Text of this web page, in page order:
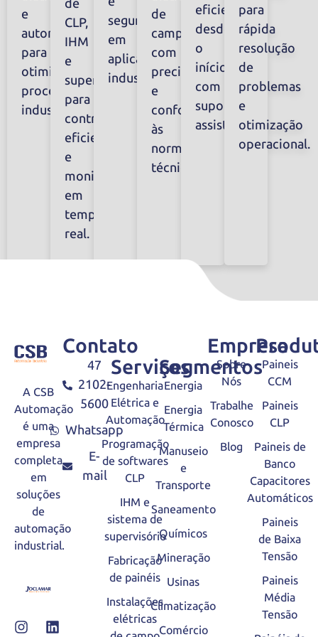
e
automação
para
otimizar
processos
industriais.
de
CLP,
IHM
e
supervisório
para
controle
eficiente
e
monitoramento
em
tempo
real.
segurança
em
aplicações
industriais.
de
campo
com
precisão
e
conformidade
às
normas
técnicas.
eficiente
desde
o
início,
com
suporte
assistido.
para
rápida
resolução
de
problemas
e
otimização
operacional.
A CSB
Automação
é uma
empresa
completa
em
soluções
de
automação
industrial.
Contato
47
2102-
5600
Whatsapp
E-
mail
Empresa
Sobre
Nós
Trabalhe
Conosco
Blog
Paineis
CCM
Paineis
CLP
Paineis de
Banco
Capacitores
Automáticos
Paineis
de Baixa
Tensão
Paineis
Média
Tensão
Serviços
Engenharia
Elétrica e
Automação
Programação
de softwares
CLP
IHM e
sistema de
supervisório
Fabricação
de painéis
Instalações
elétricas
Segmentos
Energia
Energia
Térmica
Manuseio
e
Transporte
Saneamento
Químicos
Mineração
Usinas
Climatização
Comércio